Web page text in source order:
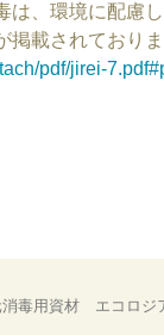
、環境に配慮
載されておりま
pdf/jirei-
消毒用資材 エコロジ